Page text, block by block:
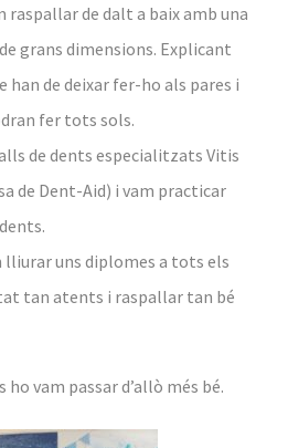
raspallar de dalt a baix amb una
grans dimensions. Explicant
han de deixar fer-ho als pares i
fer tots sols.
de dents especialitzats Vitis
de Dent-Aid) i vam practicar
uns diplomes a tots els
tan atents i raspallar tan bé
ho vam passar d’allò més bé.